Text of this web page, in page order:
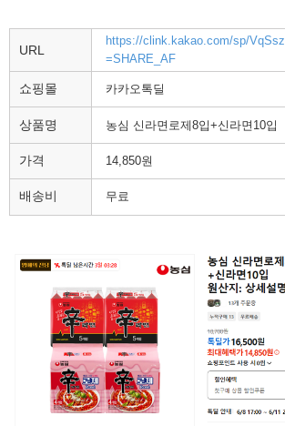
URL
https://clink.kakao.com/sp/
=SHARE_AF
쇼핑몰 카카오톡딜
상품명 농심 신라면로제8입+신라면10입
가격 14,850원
배송비 무료